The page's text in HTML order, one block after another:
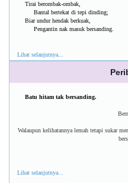
Tirai berombak-ombak,
Bantal bertekat di tepi dinding;
Biar undur hendak berkuak,
Pengantin nak masuk bersanding.
Lihat selanjutnya...
Batu hitam tak bersanding.
Walaupun kelihatannya lemah tetapi sukar
Lihat selanjutnya...